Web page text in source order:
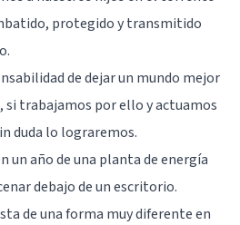
protegido y transmitido
de dejar un mundo mejor
si trabajamos por ello y actuamos
duda lo lograremos.
un año de una planta de energía
debajo de un escritorio.
de una forma muy diferente en